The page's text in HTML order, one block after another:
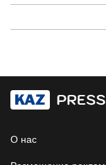
О нас